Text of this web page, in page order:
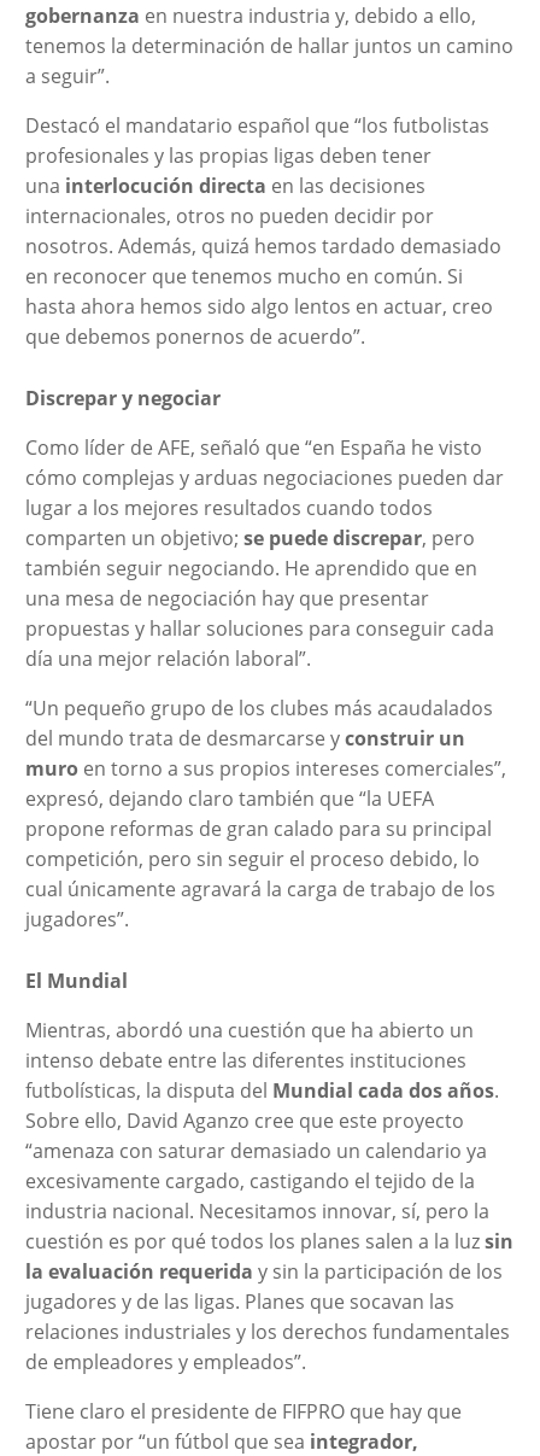
gobernanza en nuestra industria y, debido a ello,
tenemos la determinación de hallar juntos un camino
a seguir”.
Destacó el mandatario español que “los futbolistas
profesionales y las propias ligas deben tener
una interlocución directa en las decisiones
internacionales, otros no pueden decidir por
nosotros. Además, quizá hemos tardado demasiado
en reconocer que tenemos mucho en común. Si
hasta ahora hemos sido algo lentos en actuar, creo
que debemos ponernos de acuerdo”.
Discrepar y negociar
Como líder de AFE, señaló que “en España he visto
cómo complejas y arduas negociaciones pueden dar
lugar a los mejores resultados cuando todos
comparten un objetivo; se puede discrepar, pero
también seguir negociando. He aprendido que en
una mesa de negociación hay que presentar
propuestas y hallar soluciones para conseguir cada
día una mejor relación laboral”.
“Un pequeño grupo de los clubes más acaudalados
del mundo trata de desmarcarse yconstruir un
muroen torno a sus propios intereses comerciales”,
expresó, dejando claro también que “la UEFA
propone reformas de gran calado para su principal
competición, pero sin seguir el proceso debido, lo
cual únicamente agravará la carga de trabajo de los
jugadores”.
El Mundial
Mientras, abordó una cuestión que ha abierto un
intenso debate entre las diferentes instituciones
futbolísticas, la disputa del Mundial cada dos años.
Sobre ello, David Aganzo cree que este proyecto
“amenaza con saturar demasiado un calendario ya
excesivamente cargado, castigando el tejido de la
industria nacional. Necesitamos innovar, sí, pero la
cuestión es por qué todos los planes salen a la luzsin
la evaluación requerida y sin la participación de los
jugadores y de las ligas. Planes que socavan las
relaciones industriales y los derechos fundamentales
de empleadores y empleados”.
Tiene claro el presidente de FIFPRO que hay que
apostar por “un fútbol que sea integrador,